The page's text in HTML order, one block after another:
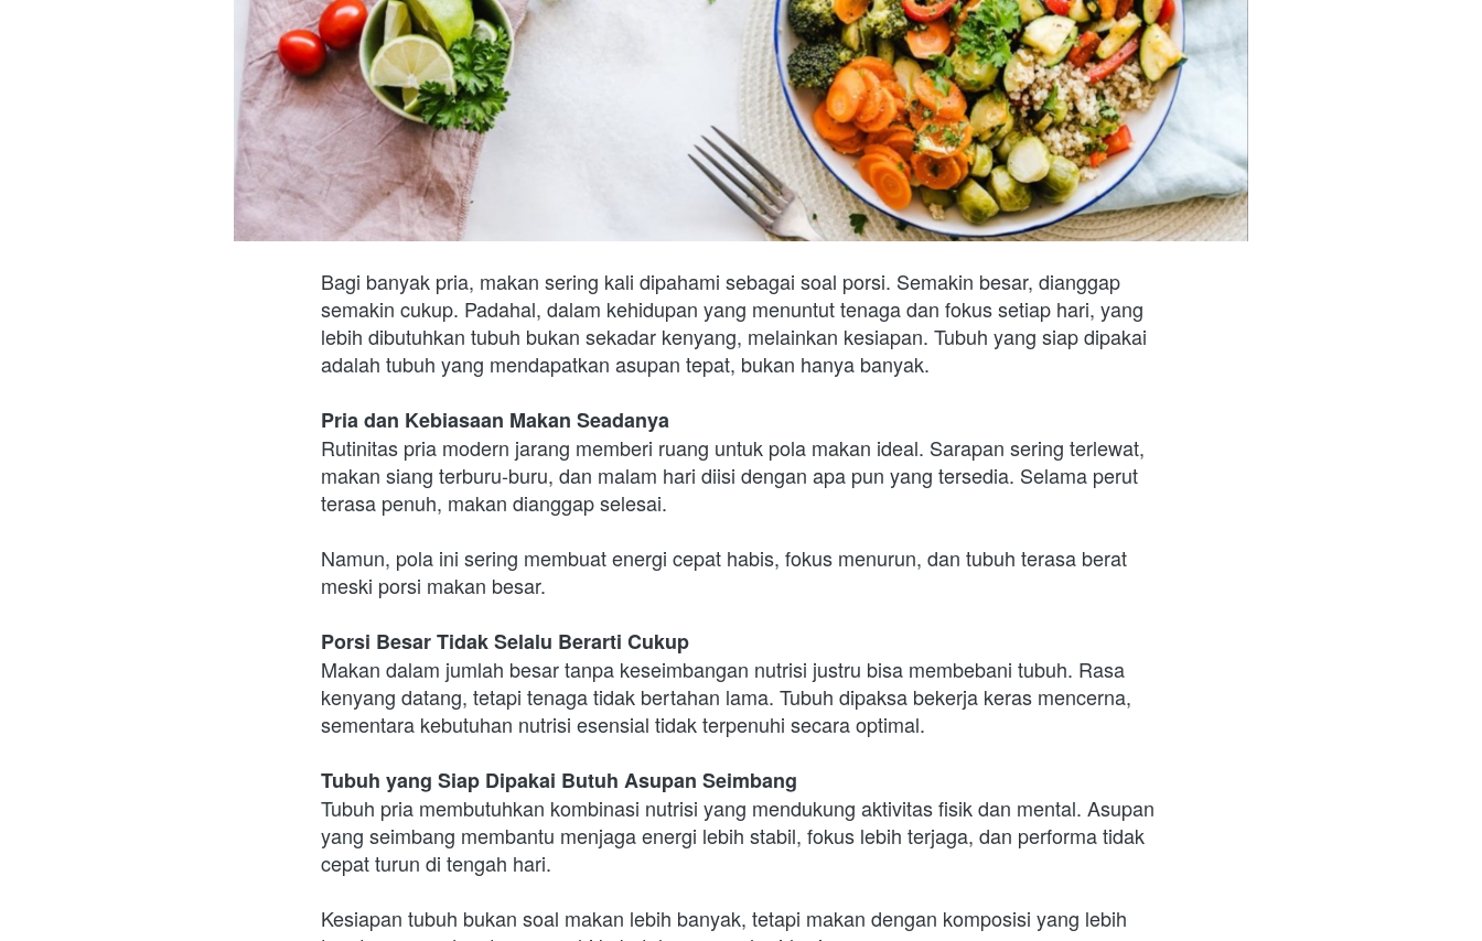
Bagi banyak pria, makan sering kali dipahami sebagai soal porsi. Semakin besar, dianggap
semakin cukup. Padahal, dalam kehidupan yang menuntut tenaga dan fokus setiap hari, yang
lebih dibutuhkan tubuh bukan sekadar kenyang, melainkan kesiapan. Tubuh yang siap dipakai
adalah tubuh yang mendapatkan asupan tepat, bukan hanya banyak.
Pria dan Kebiasaan Makan Seadanya
Rutinitas pria modern jarang memberi ruang untuk pola makan ideal. Sarapan sering terlewat,
makan siang terburu-buru, dan malam hari diisi dengan apa pun yang tersedia. Selama perut
terasa penuh, makan dianggap selesai.
Namun, pola ini sering membuat energi cepat habis, fokus menurun, dan tubuh terasa berat
meski porsi makan besar.
Porsi Besar Tidak Selalu Berarti Cukup
Makan dalam jumlah besar tanpa keseimbangan nutrisi justru bisa membebani tubuh. Rasa
kenyang datang, tetapi tenaga tidak bertahan lama. Tubuh dipaksa bekerja keras mencerna,
sementara kebutuhan nutrisi esensial tidak terpenuhi secara optimal.
Tubuh yang Siap Dipakai Butuh Asupan Seimbang
Tubuh pria membutuhkan kombinasi nutrisi yang mendukung aktivitas fisik dan mental. Asupan
yang seimbang membantu menjaga energi lebih stabil, fokus lebih terjaga, dan performa tidak
cepat turun di tengah hari.
Kesiapan tubuh bukan soal makan lebih banyak, tetapi makan dengan komposisi yang lebih